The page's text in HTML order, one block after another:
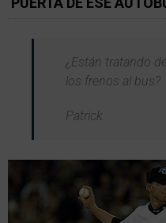
¿Están tratando
los frenos al bus?
Patrick